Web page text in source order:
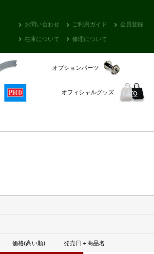
お問い合わせ ご利用ガイド 会員登録
在庫について 修理について
オプションパーツ
オフィシャルグッズ
価格(高い順) 発売日＋商品名